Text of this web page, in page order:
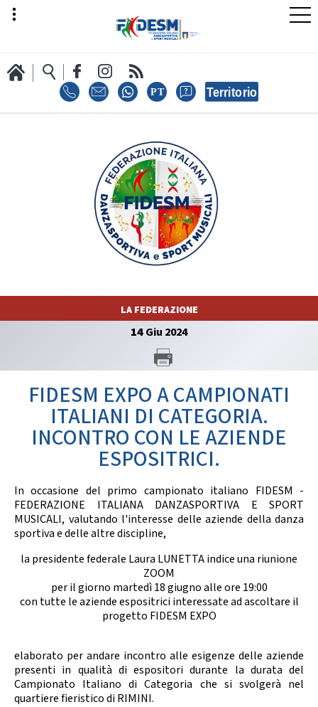
LA FEDERAZIONE
AREA SPORT
AREA TECNICA
GARE
Contatti Discipline
Tesseramento Territorio
LA FEDERAZIONE
14Giu 2024
FIDESM EXPO A CAMPIONATI
ITALIANI DI CATEGORIA.
INCONTRO CON LE AZIENDE
ESPOSITRICI.
In occasione del primo campionato italiano FIDESM -
FEDERAZIONE ITALIANA DANZASPORTIVA E SPORT
MUSICALI, valutando l'interesse delle aziende della danza
sportiva e delle altre discipline,
la presidente federale Laura LUNETTA indice una riunione
ZOOM
per il giorno martedì 18 giugno alle ore 19:00
con tutte le aziende espositrici interessate ad ascoltare il
progetto FIDESM EXPO
elaborato per andare incontro alle esigenze delle aziende
presenti in qualità di espositori durante la durata del
Campionato Italiano di Categoria che si svolgerà nel
quartiere fieristico di RIMINI.